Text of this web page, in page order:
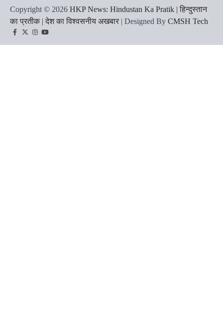
Copyright © 2026 HKP News: Hindustan Ka Pratik | हिन्दुस्तान
का प्रतीक | देश का विश्वसनीय अखबार | Designed By CMSH Tech
Facebook
TwitterInstagram
YouTube